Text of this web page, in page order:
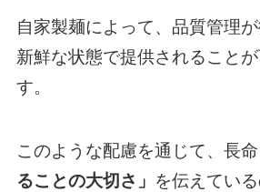
自家製麺によって、品質管理
新鮮な状態で提供されること
す。
このような配慮を通じて、長
ることの大切さ」 を伝えている